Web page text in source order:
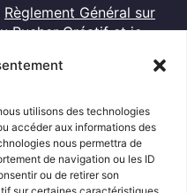
utilisons des technologies
accéder aux informations des
nous permettra de
de navigation ou les ID
ou de retirer son
Règlement Général sur
Rucher Créatif et je
données personnelles